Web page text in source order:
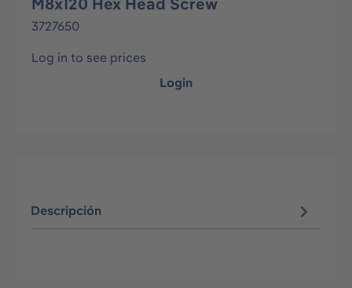
3727650
Log in to see prices
Login
Descripción